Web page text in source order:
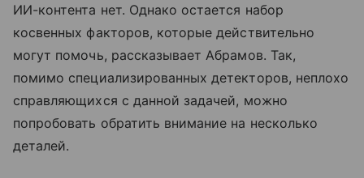
ИИ-контента нет. Однако остается набор
косвенных факторов, которые действительно
могут помочь, рассказывает Абрамов. Так,
помимо специализированных детекторов, неплохо
справляющихся с данной задачей, можно
попробовать обратить внимание на несколько
деталей.